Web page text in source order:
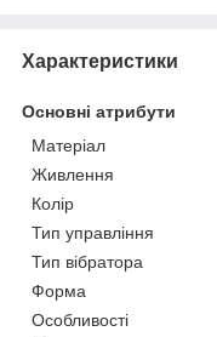
Характеристики
Основні атрибути
Матеріал
Живлення
Колір
Тип управління
Тип вібратора
Форма
Особливості